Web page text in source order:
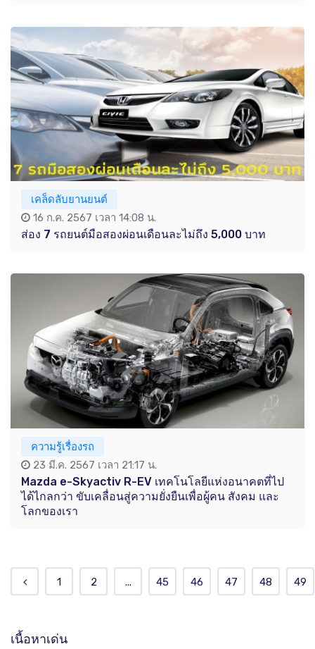
เคล็ดลับยานยนต์
16 ก.ค. 2567 เวลา 14:08 น.
ส่อง 7 รถยนต์มือสองผ่อนเดือนละไม่ถึง 5,000 บาท
ความรู้เรื่องรถ
23 มี.ค. 2567 เวลา 21:17 น.
Mazda e-Skyactiv R-EV เทคโนโลยีแห่งอนาคตที่ไป
ได้ไกลกว่า ขับเคลื่อนสู่ความยั่งยืนเพื่อผู้คน สังคม และ
โลกของเรา
1 2 ... 45 46 47 48 49
เนื้อหาเด่น